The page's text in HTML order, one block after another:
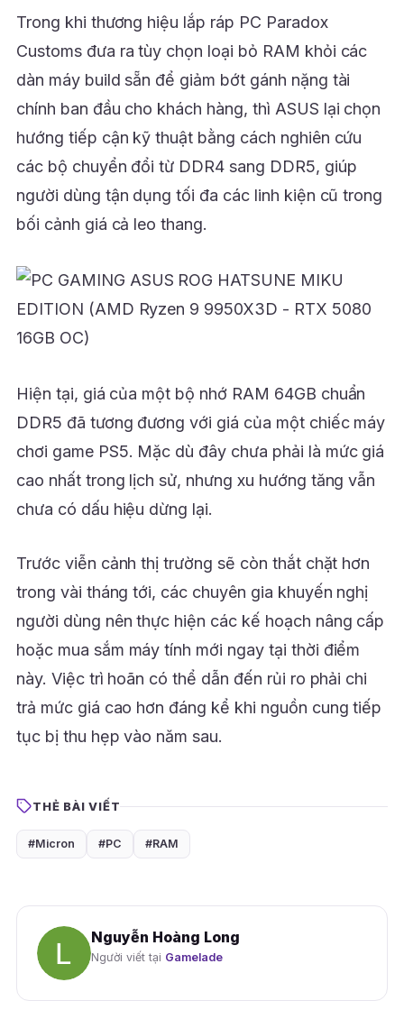
Trong khi thương hiệu lắp ráp PC Paradox
Customs đưa ra tùy chọn loại bỏ RAM khỏi các
dàn máy build sẵn để giảm bớt gánh nặng tài
chính ban đầu cho khách hàng, thì ASUS lại chọn
hướng tiếp cận kỹ thuật bằng cách nghiên cứu
các bộ chuyển đổi từ DDR4 sang DDR5, giúp
người dùng tận dụng tối đa các linh kiện cũ trong
bối cảnh giá cả leo thang.
Hiện tại, giá của một bộ nhớ RAM 64GB chuẩn
DDR5 đã tương đương với giá của một chiếc máy
chơi game PS5. Mặc dù đây chưa phải là mức giá
cao nhất trong lịch sử, nhưng xu hướng tăng vẫn
chưa có dấu hiệu dừng lại.
Trước viễn cảnh thị trường sẽ còn thắt chặt hơn
trong vài tháng tới, các chuyên gia khuyến nghị
người dùng nên thực hiện các kế hoạch nâng cấp
hoặc mua sắm máy tính mới ngay tại thời điểm
này. Việc trì hoãn có thể dẫn đến rủi ro phải chi
trả mức giá cao hơn đáng kể khi nguồn cung tiếp
tục bị thu hẹp vào năm sau.
THẺ BÀI VIẾT
#Micron #PC #RAM
Nguyễn Hoàng Long
Người viết tại Gamelade